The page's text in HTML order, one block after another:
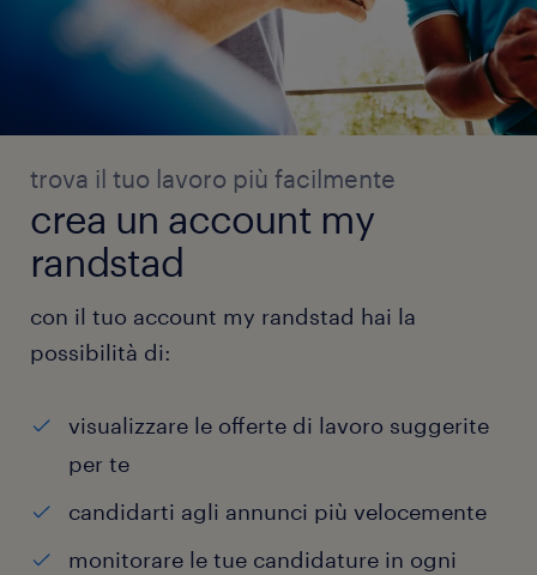
trova il tuo lavoro più facilmente
crea un account my
randstad
con il tuo account my randstad hai la
possibilità di:
visualizzare le offerte di lavoro suggerite
per te
candidarti agli annunci più velocemente
monitorare le tue candidature in ogni